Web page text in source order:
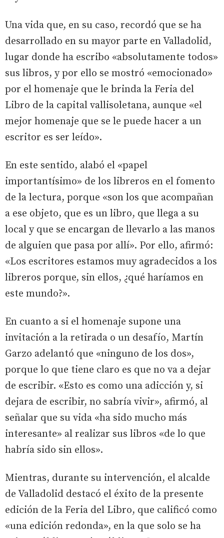
Una vida que, en su caso, recordó que se ha
desarrollado en su mayor parte en Valladolid,
lugar donde ha escribo «absolutamente todos»
sus libros, y por ello se mostró «emocionado»
por el homenaje que le brinda la Feria del
Libro de la capital vallisoletana, aunque «el
mejor homenaje que se le puede hacer a un
escritor es ser leído».
En este sentido, alabó el «papel
importantísimo» de los libreros en el fomento
de la lectura, porque «son los que acompañan
a ese objeto, que es un libro, que llega a su
local y que se encargan de llevarlo a las manos
de alguien que pasa por allí». Por ello, afirmó:
«Los escritores estamos muy agradecidos a los
libreros porque, sin ellos, ¿qué haríamos en
este mundo?».
En cuanto a si el homenaje supone una
invitación a la retirada o un desafío, Martín
Garzo adelantó que «ninguno de los dos»,
porque lo que tiene claro es que no va a dejar
de escribir. «Esto es como una adicción y, si
dejara de escribir, no sabría vivir», afirmó, al
señalar que su vida «ha sido mucho más
interesante» al realizar sus libros «de lo que
habría sido sin ellos».
Mientras, durante su intervención, el alcalde
de Valladolid destacó el éxito de la presente
edición de la Feria del Libro, que calificó como
«una edición redonda», en la que solo se ha